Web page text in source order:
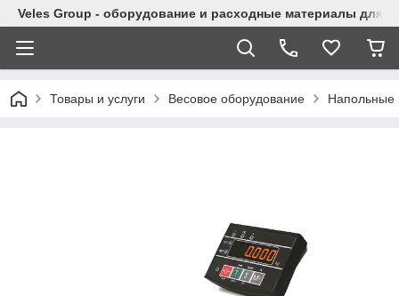
Veles Group - оборудование и расходные материалы для
Товары и услуги Весовое оборудование Напольные